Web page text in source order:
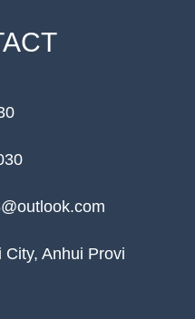
Anhui Provi